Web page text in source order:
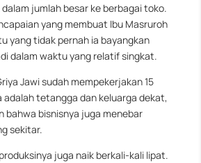
jumlah besar ke berbagai toko.
yang membuat Ibu Masruroh
yang tidak pernah ia bayangkan
dalam waktu yang relatif singkat.
Jawi sudah mempekerjakan 15
adalah tetangga dan keluarga dekat,
bahwa bisnisnya juga menebar
sekitar.
juga naik berkali-kali lipat.